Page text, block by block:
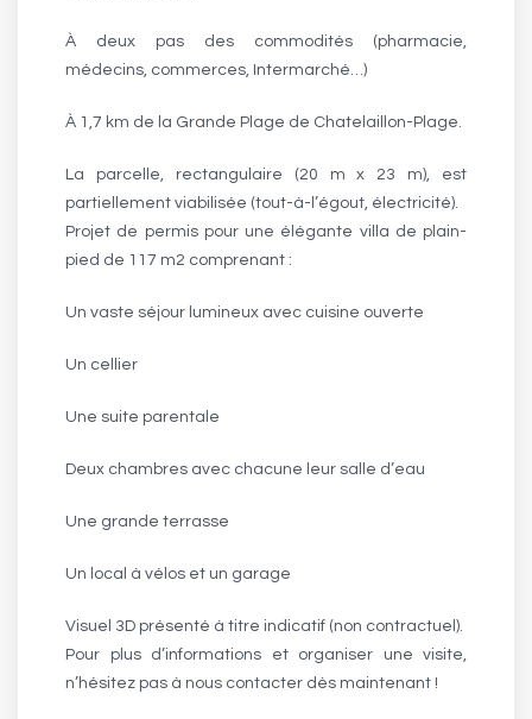
À deux pas des commodités (pharmacie,
médecins, commerces, Intermarché…)
À 1,7 km de la Grande Plage de Chatelaillon-Plage.
La parcelle, rectangulaire (20 m x 23 m), est
partiellement viabilisée (tout-à-l’égout, électricité).
Projet de permis pour une élégante villa de plain-
pied de 117 m2 comprenant :
Un vaste séjour lumineux avec cuisine ouverte
Un cellier
Une suite parentale
Deux chambres avec chacune leur salle d’eau
Une grande terrasse
Un local à vélos et un garage
Visuel 3D présenté à titre indicatif (non contractuel).
Pour plus d’informations et organiser une visite,
n’hésitez pas à nous contacter dès maintenant !